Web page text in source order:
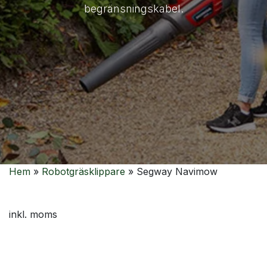
begränsningskabel.
Hem » Robotgräsklippare » Segway Navimow
inkl. moms